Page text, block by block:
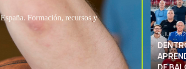
Formación, recursos y
3 JUL
LA